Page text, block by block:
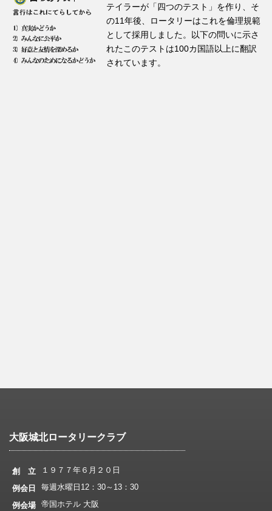
テイラーが「四つのテスト」を作り、そ
の11年後、ロータリーはこれを倫理規範
として採用しました。以下の問いに示さ
れたこのテストは100カ国語以上に翻訳
されています。
大阪城北ロータリークラブ
創 立
１９７７年６月２０日
例会日
毎週水曜日12：30～13：30
例会場 帝国ホテル 大阪